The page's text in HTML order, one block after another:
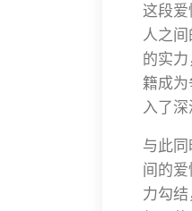
这段
人之
的实
籍成
入了深
与此
间的
力勾